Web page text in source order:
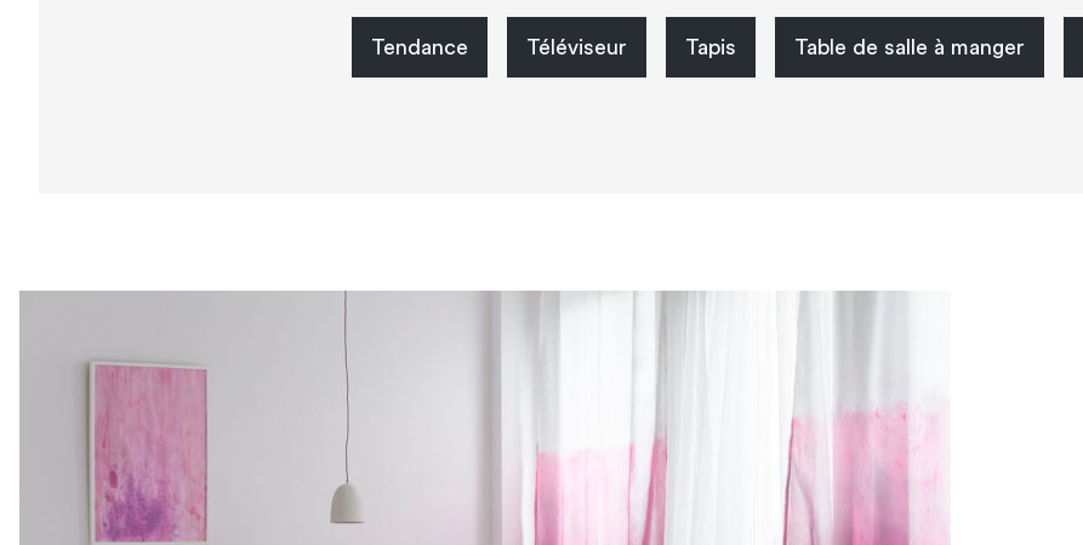
Tendance Téléviseur Tapis Table de salle à manger